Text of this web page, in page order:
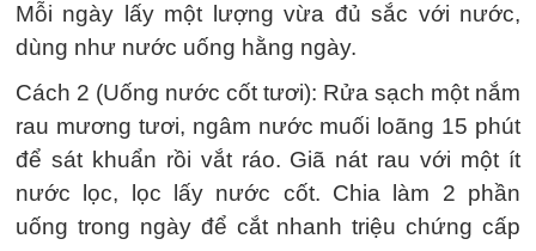
Mỗi ngày lấy một lượng vừa đủ sắc với nước,
dùng như nước uống hằng ngày.
Cách 2 (Uống nước cốt tươi): Rửa sạch một nắm
rau mương tươi, ngâm nước muối loãng 15 phút
để sát khuẩn rồi vắt ráo. Giã nát rau với một ít
nước lọc, lọc lấy nước cốt. Chia làm 2 phần
uống trong ngày để cắt nhanh triệu chứng cấp